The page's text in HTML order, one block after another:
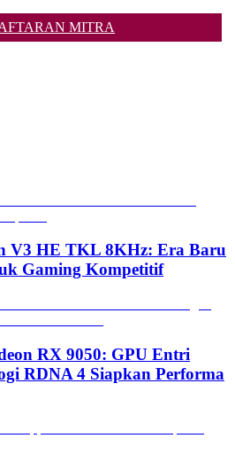
MITRA
V3 HE TKL 8KHz: Era Baru
Gaming Kompetitif
RX 9050: GPU Entri
RDNA 4 Siapkan Performa